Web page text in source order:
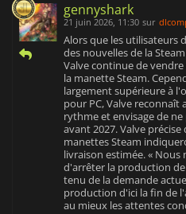
gennyshark
21 juin 2026, 11:30 sur
Alors que les utilisateurs
des nouvelles de la
Valve continue de
la manette Steam.
largement supérieure à
pour PC, Valve reconnaît
rythme et envisage de
avant 2027. Valve
manettes Steam
livraison estimée. «
d'arrêter la production
tenu de la demande
production d'ici la fin de
au mieux les attentes